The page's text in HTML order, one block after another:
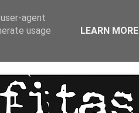
agent
usage
LEARN MORE